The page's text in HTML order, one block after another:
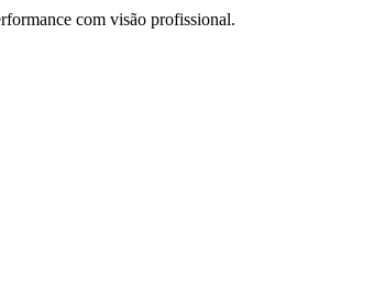
com visão profissional.